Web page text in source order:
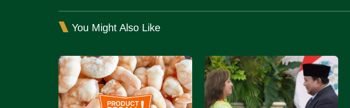
You Might Also Like